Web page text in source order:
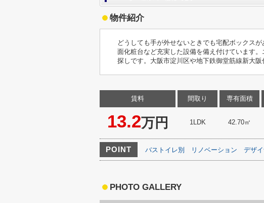
物件紹介
どうしても手が外せないときでも宅配ボックス
面化粧台など充実した設備を備え付けています
探しです。大阪市淀川区や地下鉄御堂筋線新大
賃料
13.2万円
間取り
1LDK
専有面積
42.70㎡
POINT バストイレ別 リノベーション デザ
PHOTO GALLERY